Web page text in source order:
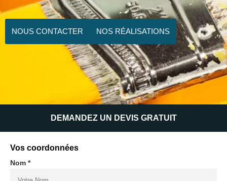
NOUS CONTACTER NOS RÉALISATIONS
DEMANDEZ UN DEVIS GRATUIT
Vos coordonnées
Nom *